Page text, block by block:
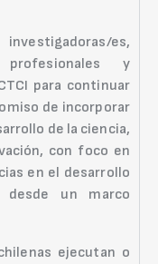
es,
profesionales y
para continuar
de incorporar
de la ciencia,
con foco en
en el desarrollo
desde un marco
ejecutan o